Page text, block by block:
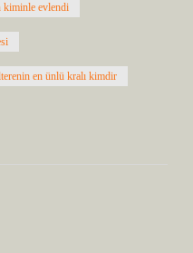
kiminle evlendi
en ünlü kralı kimdir